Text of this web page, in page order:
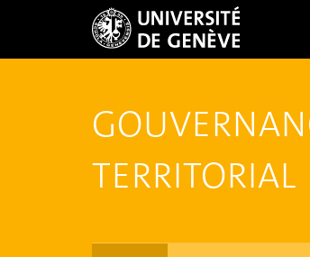
TERRITORIAL